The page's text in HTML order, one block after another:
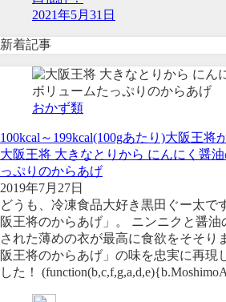
2021年5月31日
新着記事
おかず類
100kcal～199kcal(100gあたり)大阪王将
大阪王将 大きなとりから にんにく醤
っぷりのからあげ
2019年7月27日
どうも、冷凍食品大好き黒田ぐー太で
阪王将のからあげ」。 ニンニクと醤
された薄めの衣が最高に食欲をそそり
阪王将のからあげ」の味を忠実に再現
した！